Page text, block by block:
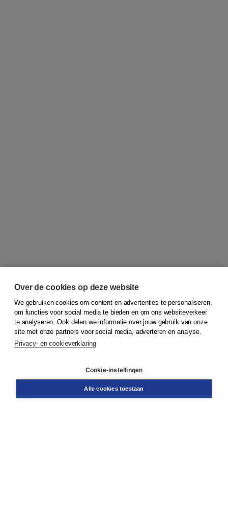
© 2026Koninklijke Boom uitgevers
Bestellen
Over de cookies op deze website
We gebruiken cookies om content en advertenties te personaliseren,
om functies voor social media te bieden en om ons websiteverkeer
te analyseren. Ook delen we informatie over jouw gebruik van onze
site met onze partners voor social media, adverteren en analyse.
Privacy- en cookieverklaring
Cookie-instellingen
Alle cookies toestaan